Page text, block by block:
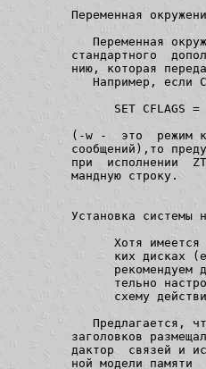
Переменная
Переменная
стандартного
нию, которая
Например, если
SET CFLAGS =
(-w -  это  режим
сообщений),то
при  исполнении
мандную строку.
Установка системы
Хотя имеется
ких дисках
рекомендуем
тельно
схему
Предлагается,
заголовков
дактор  связей и
ной модели памяти